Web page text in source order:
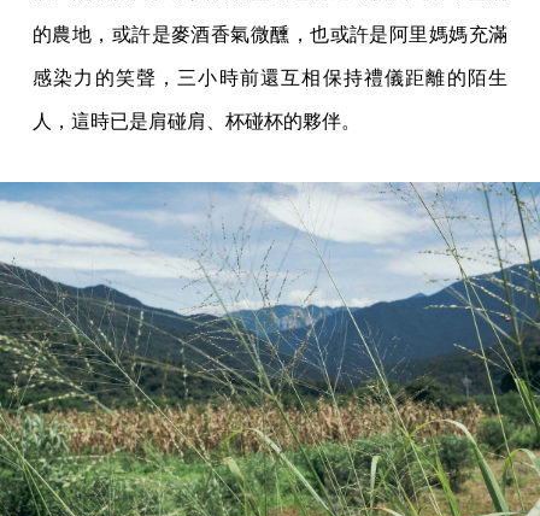
的農地，或許是麥酒香氣微醺，也或許是阿里媽媽充滿
感染力的笑聲，三小時前還互相保持禮儀距離的陌生
人，這時已是肩碰肩、杯碰杯的夥伴。